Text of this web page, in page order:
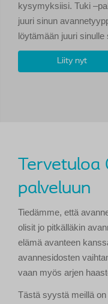
kysymyksiisi. Tuki
juuri sinun
löytämään juuri sinulle
Liity nyt
Tervetuloa
palveluun
Tiedämme, että
olisit jo pitkälläkin
elämä avanteen
avannesidosten
vaan myös arjen
Tästä syystä meillä